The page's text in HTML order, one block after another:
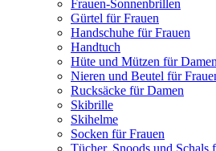
Frauen-Sonnenbrillen
Gürtel für Frauen
Handschuhe für Frauen
Handtuch
Hüte und Mützen für Damen
Nieren und Beutel für
Rucksäcke für Damen
Skibrille
Skihelme
Socken für Frauen
Tücher, Snoods und Schals